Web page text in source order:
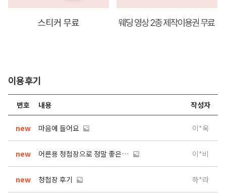
이용후기
번호 내용 작성자
new 마음에 들어요 이*욱
new 어른용 청첩장으로 정말 좋은 디자인이예요. 이*비
new 청첩장 후기 하*라